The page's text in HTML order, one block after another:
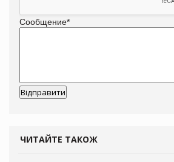
Сообщение*
ЧИТАЙТЕ ТАКОЖ